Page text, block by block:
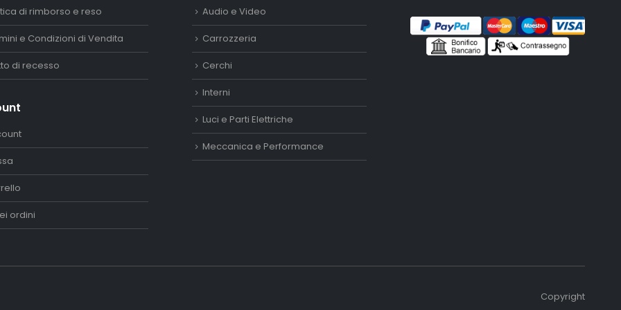
di rimborso e reso
e Condizioni di Vendita
di recesso
ordini
Audio e Video
Carrozzeria
Cerchi
Interni
Luci e Parti Elettriche
Meccanica e Performance
Copyright